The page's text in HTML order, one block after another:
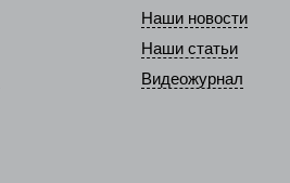
Наши новости
Наши статьи
Видеожурнал